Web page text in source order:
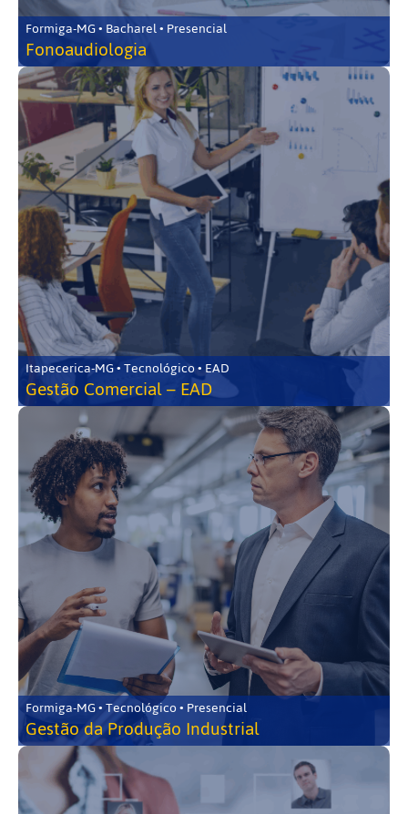
Formiga-MG • Bacharel • Presencial
Fonoaudiologia
Itapecerica-MG • Tecnológico • EAD
Gestão Comercial – EAD
Formiga-MG • Tecnológico • Presencial
Gestão da Produção Industrial